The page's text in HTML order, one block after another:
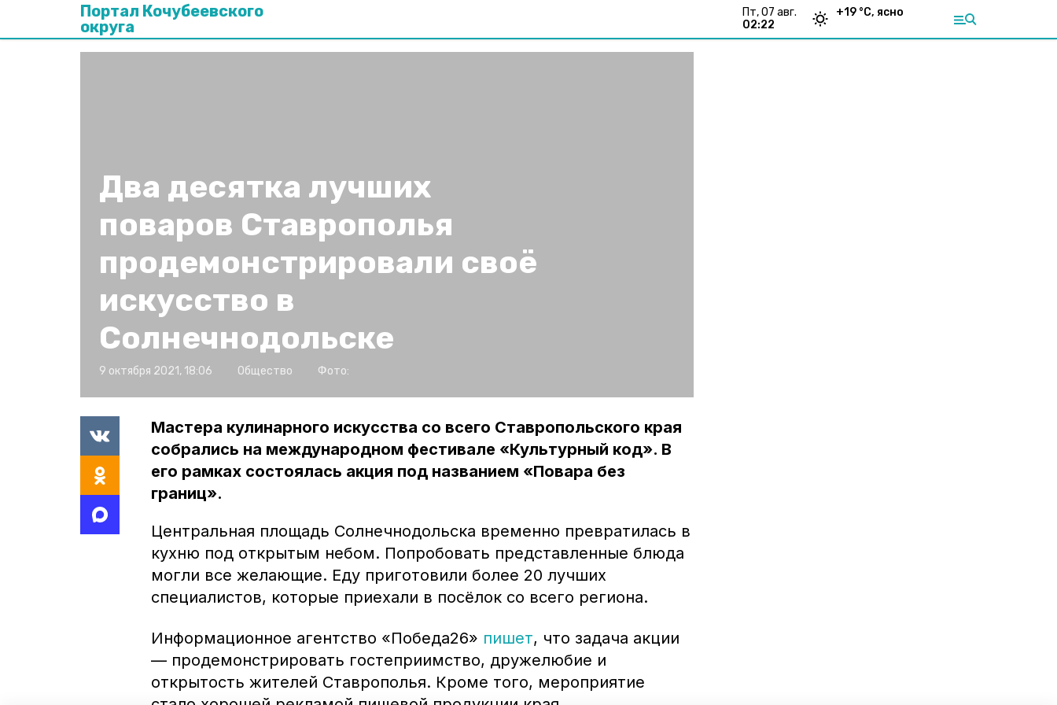
Портал Кочубеевского
округа
пт, 07 авг.
02:22
+19 °С, ясно
Два десятка лучших
поваров Ставрополья
продемонстрировали своё
искусство в
Солнечнодольске
9 октября 2021, 18:06 Общество Фото:
Мастера кулинарного искусства со всего Ставропольского края
собрались на международном фестивале «Культурный код». В
его рамках состоялась акция под названием «Повара без
границ».
Центральная площадь Солнечнодольска временно превратилась в
кухню под открытым небом. Попробовать представленные блюда
могли все желающие. Еду приготовили более 20 лучших
специалистов, которые приехали в посёлок со всего региона.
Информационное агентство «Победа26» пишет, что задача акции
— продемонстрировать гостеприимство, дружелюбие и
открытость жителей Ставрополья. Кроме того, мероприятие